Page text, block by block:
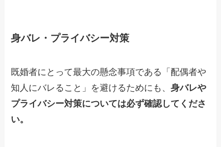
身バレ・プライバシー対策
既婚者にとって最大の懸念事項である「配偶者や
知人にバレること」を避けるためにも、身バレや
プライバシー対策については必ず確認してくださ
い。